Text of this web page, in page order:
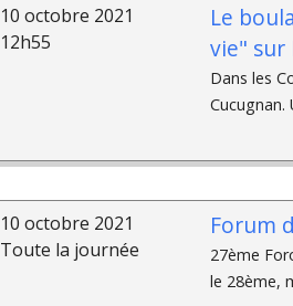
10 octobre 2021
12h55
Le
vie" sur
Dans les
10 octobre 2021
Toute la journée
Forum
27ème
le 28ème,